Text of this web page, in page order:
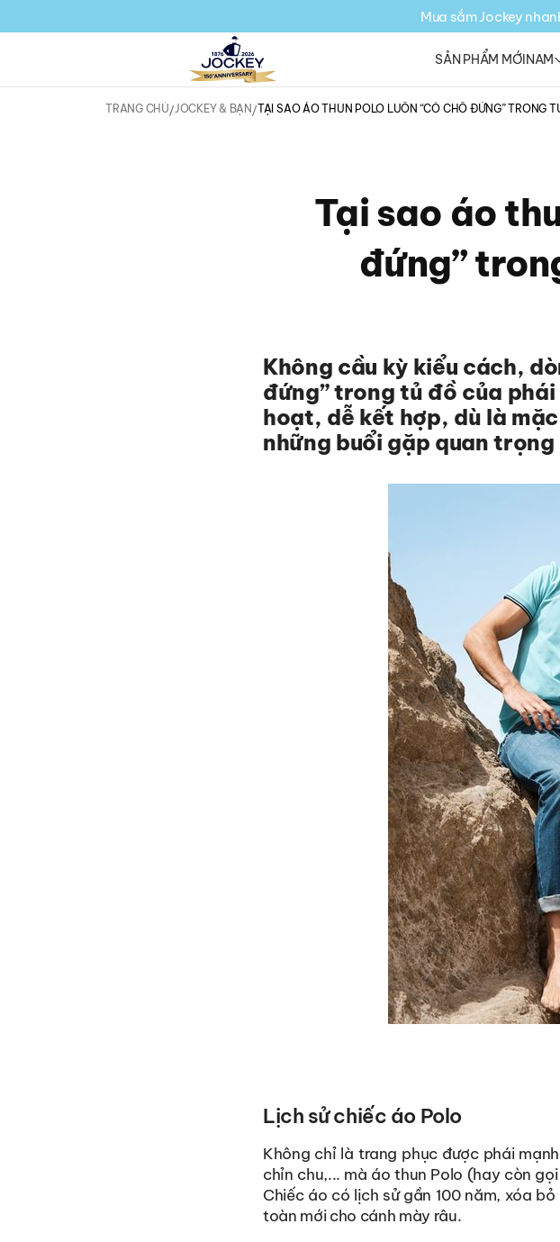
Mua sắm Jockey
SẢN PHẨM MỚINAM
TRANG CHỦ JOCKEY & BẠN TẠI SAO ÁO THUN POLO LUÔN “CÓ CHỖ ĐỨNG” TRONG
Tại sao áo
đứng”
Không cầu kỳ kiểu cách,
đứng” trong tủ đồ của phái
hoạt, dễ kết hợp, dù là
những buổi gặp quan trọng
Lịch sử chiếc áo Polo
Không chỉ là trang phục được phái
chỉn chu,... mà áo thun Polo (hay còn
Chiếc áo có lịch sử gần 100 năm, xóa
toàn mới cho cánh mày râu.